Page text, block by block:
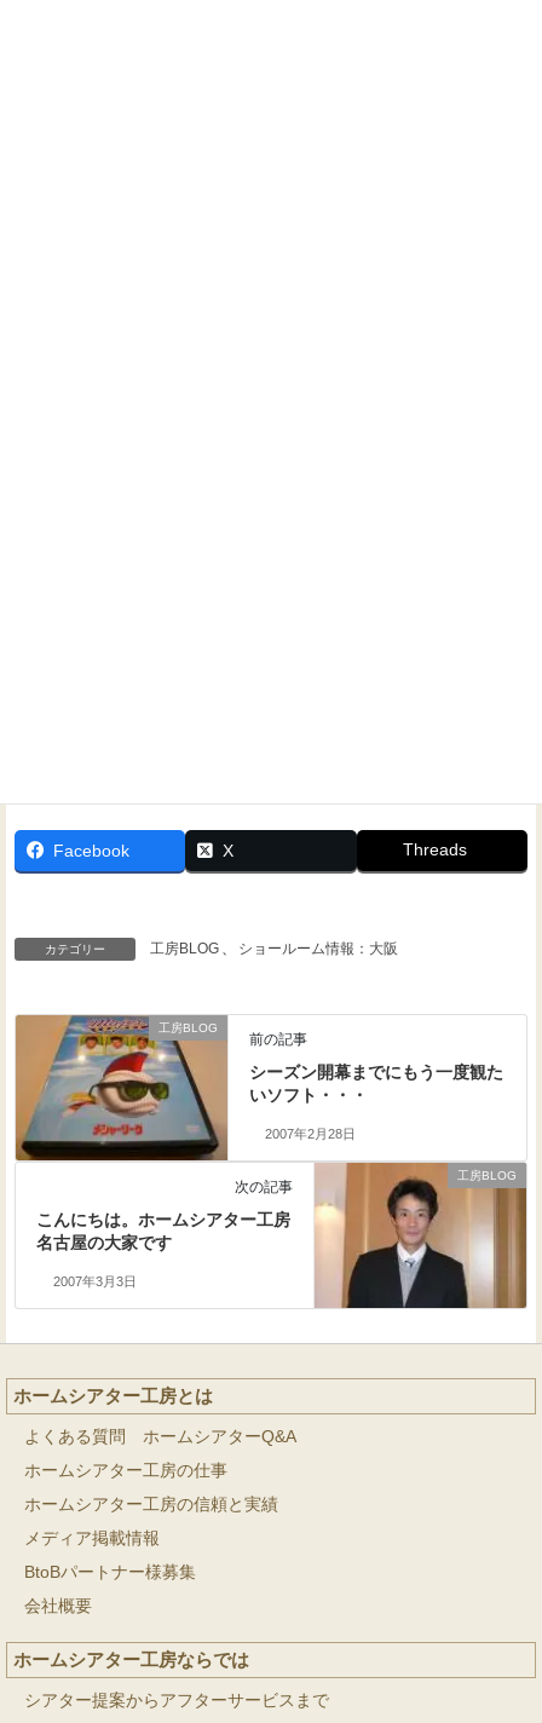
Facebook X Threads
カテゴリー 工房BLOG ショールーム情報：大阪
工房BLOG
前の記事
シーズン開幕までにもう一度観た
いソフト・・・
2007年2月28日
工房BLOG
次の記事
こんにちは。ホームシアター工房
名古屋の大家です
2007年3月3日
ホームシアター工房とは
よくある質問 ホームシアターQ&A
ホームシアター工房の仕事
ホームシアター工房の信頼と実績
メディア掲載情報
BtoBパートナー様募集
会社概要
ホームシアター工房ならでは
シアター提案からアフターサービスまで